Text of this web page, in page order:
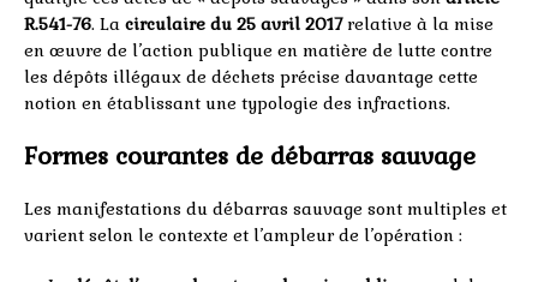
R.541-76. La circulaire du 25 avril 2017relative à la mise
en œuvre de l’action publique en matière de lutte contre
les dépôts illégaux de déchets précise davantage cette
notion en établissant une typologie des infractions.
Formes courantes de débarras sauvage
Les manifestations du débarras sauvage sont multiples et
varient selon le contexte et l’ampleur de l’opération :